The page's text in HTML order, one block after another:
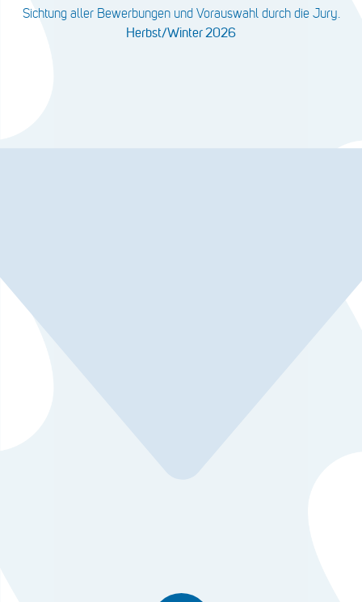
Sichtung aller Bewerbungen und Vorauswahl durch die Jury.
Herbst/Winter 2026